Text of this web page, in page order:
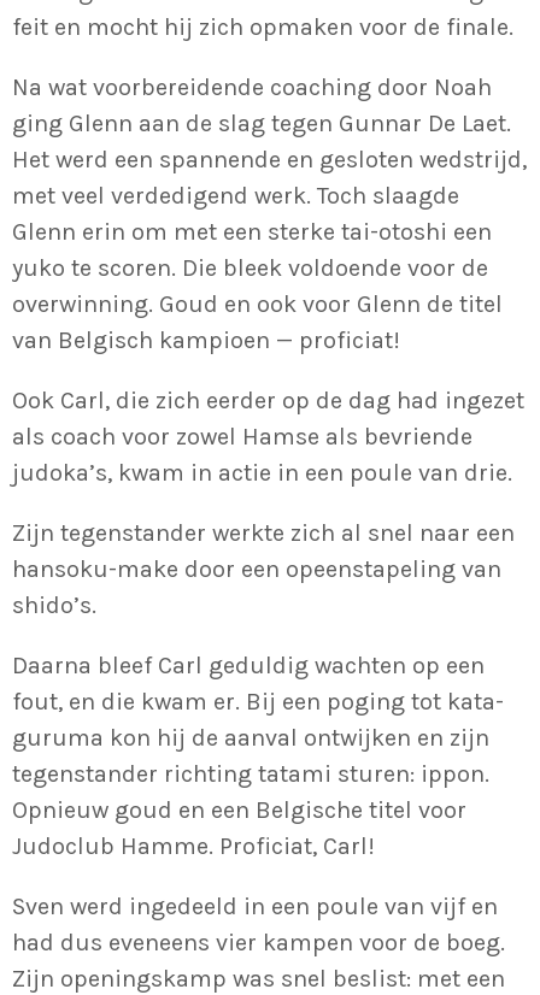
feit en mocht hij zich opmaken voor de finale.
Na wat voorbereidende coaching door Noah
ging Glenn aan de slag tegen Gunnar De Laet.
Het werd een spannende en gesloten wedstrijd,
met veel verdedigend werk. Toch slaagde
Glenn erin om met een sterke tai-otoshi een
yuko te scoren. Die bleek voldoende voor de
overwinning. Goud en ook voor Glenn de titel
van Belgisch kampioen — proficiat!
Ook Carl, die zich eerder op de dag had ingezet
als coach voor zowel Hamse als bevriende
judoka’s, kwam in actie in een poule van drie.
Zijn tegenstander werkte zich al snel naar een
hansoku-make door een opeenstapeling van
shido’s.
Daarna bleef Carl geduldig wachten op een
fout, en die kwam er. Bij een poging tot kata-
guruma kon hij de aanval ontwijken en zijn
tegenstander richting tatami sturen: ippon.
Opnieuw goud en een Belgische titel voor
Judoclub Hamme. Proficiat, Carl!
Sven werd ingedeeld in een poule van vijf en
had dus eveneens vier kampen voor de boeg.
Zijn openingskamp was snel beslist: met een